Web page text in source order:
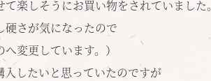
楽しそうにお買い物をされていました。
さが気になったので
変更しています。）
入したいと思っていたのですが